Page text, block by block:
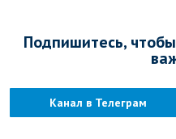
Подпишитесь,
Канал в Телеграм